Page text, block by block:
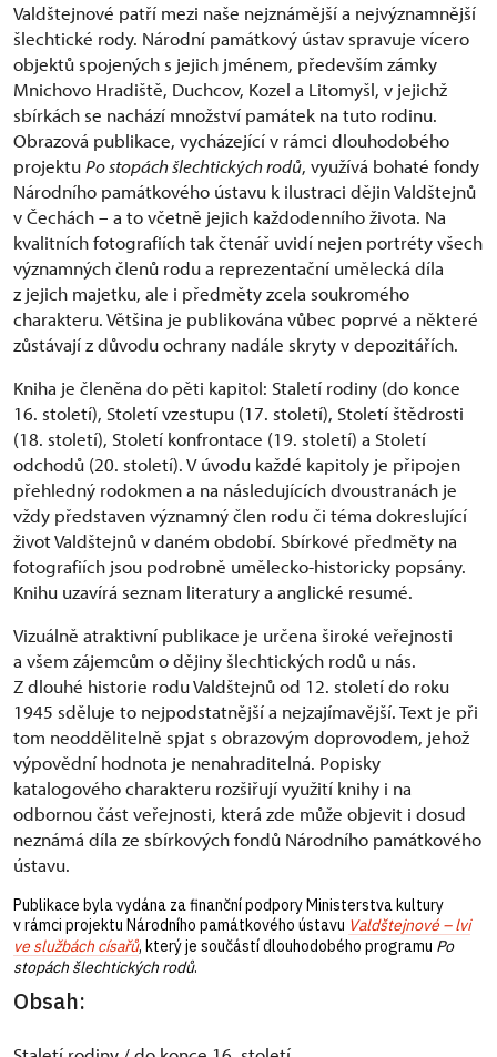
Valdštejnové patří mezi naše nejznámější a nejvýznamnější
šlechtické rody. Národní památkový ústav spravuje vícero
objektů spojených s jejich jménem, především zámky
Mnichovo Hradiště, Duchcov, Kozel a Litomyšl, v jejichž
sbírkách se nachází množství památek na tuto rodinu.
Obrazová publikace, vycházející v rámci dlouhodobého
projektuPo stopách šlechtických rodů, využívá bohaté fondy
Národního památkového ústavu k ilustraci dějin Valdštejnů
v Čechách – a to včetně jejich každodenního života. Na
kvalitních fotografiích tak čtenář uvidí nejen portréty všech
významných členů rodu a reprezentační umělecká díla
z jejich majetku, ale i předměty zcela soukromého
charakteru. Většina je publikována vůbec poprvé a některé
zůstávají z důvodu ochrany nadále skryty v depozitářích.
Kniha je členěna do pěti kapitol: Staletí rodiny (do konce
16. století), Století vzestupu (17. století), Století štědrosti
(18. století), Století konfrontace (19. století) a Století
odchodů (20. století). V úvodu každé kapitoly je připojen
přehledný rodokmen a na následujících dvoustranách je
vždy představen významný člen rodu či téma dokreslující
život Valdštejnů v daném období. Sbírkové předměty na
fotografiích jsou podrobně umělecko-historicky popsány.
Knihu uzavírá seznam literatury a anglické resumé.
Vizuálně atraktivní publikace je určena široké veřejnosti
a všem zájemcům o dějiny šlechtických rodů u nás.
Z dlouhé historie rodu Valdštejnů od 12. století do roku
1945 sděluje to nejpodstatnější a nejzajímavější. Text je při
tom neoddělitelně spjat s obrazovým doprovodem, jehož
výpovědní hodnota je nenahraditelná. Popisky
katalogového charakteru rozšiřují využití knihy i na
odbornou část veřejnosti, která zde může objevit i dosud
neznámá díla ze sbírkových fondů Národního památkového
ústavu.
Publikace byla vydána za finanční podpory Ministerstva kultury
v rámci projektu Národního památkového ústavu Valdštejnové – lvi
ve službách císařů, který je součástí dlouhodobého programu Po
stopách šlechtických rodů.
Obsah: